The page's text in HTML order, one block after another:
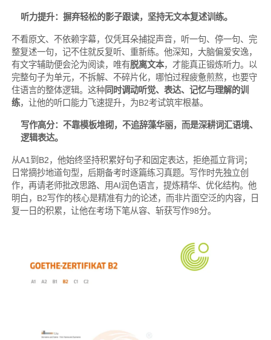
听力提升：摒弃轻松的影子跟读，坚持无文本复述训练。
不看原文、不依赖字幕，仅凭耳朵捕捉声音，听一句、停一句、完
整复述一句，记不住就反复听、重新练。他深知，大脑偏爱安逸，
有文字辅助便会沦为阅读，唯有脱离文本，才能真正锻炼听力。以
完整句子为单元，不拆解、不碎片化，哪怕过程疲惫煎熬，也要守
住语言的整体逻辑。这种同时调动听觉、表达、记忆与理解的训
练，让他的听口能力飞速提升，为B2考试筑牢根基。
写作高分：不靠模板堆砌，不追辞藻华丽，而是深耕词汇语境、
逻辑表达。
从A1到B2，他始终坚持积累好句子和固定表达，拒绝孤立背词；
日常摘抄地道句型，后期备考时逐篇练习真题。写作时先独立创
作，再请老师批改思路、用AI润色语言，提炼精华、优化结构。他
明白，B2写作的核心是精准有力的论述，而非片面空泛的内容，日
复一日的积累，让他在考场下笔从容、斩获写作98分。